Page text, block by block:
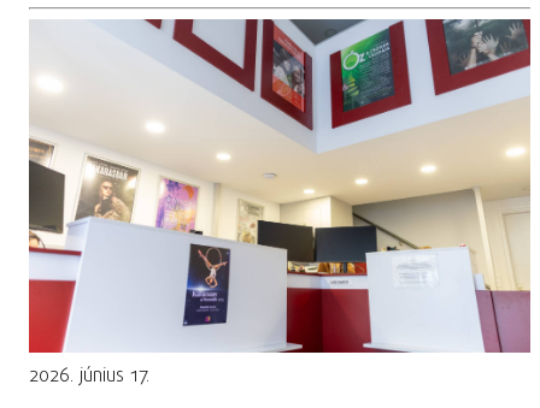
2026. június 17.